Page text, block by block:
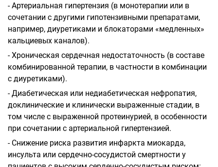
- Артериальная гипертензия (в монотерапии или в
сочетании с другими гипотензивными препаратами,
например, диуретиками и блокаторами «медленных»
кальциевых каналов).
- Хроническая сердечная недостаточность (в составе
комбинированной терапии, в частности в комбинации
с диуретиками).
- Диабетическая или недиабетическая нефропатия,
доклинические и клинически выраженные стадии, в
том числе с выраженной протеинурией, в особенности
при сочетании с артериальной гипертензией.
- Снижение риска развития инфаркта миокарда,
инсульта или сердечно-сосудистой смертности у